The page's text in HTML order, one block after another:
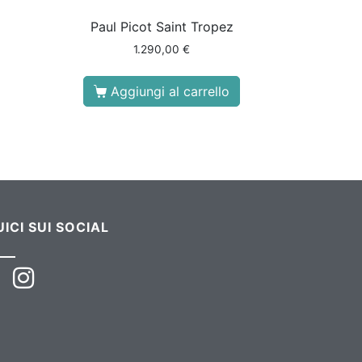
Paul Picot Saint Tropez
1.290,00€
Aggiungi al carrello
SUI SOCIAL